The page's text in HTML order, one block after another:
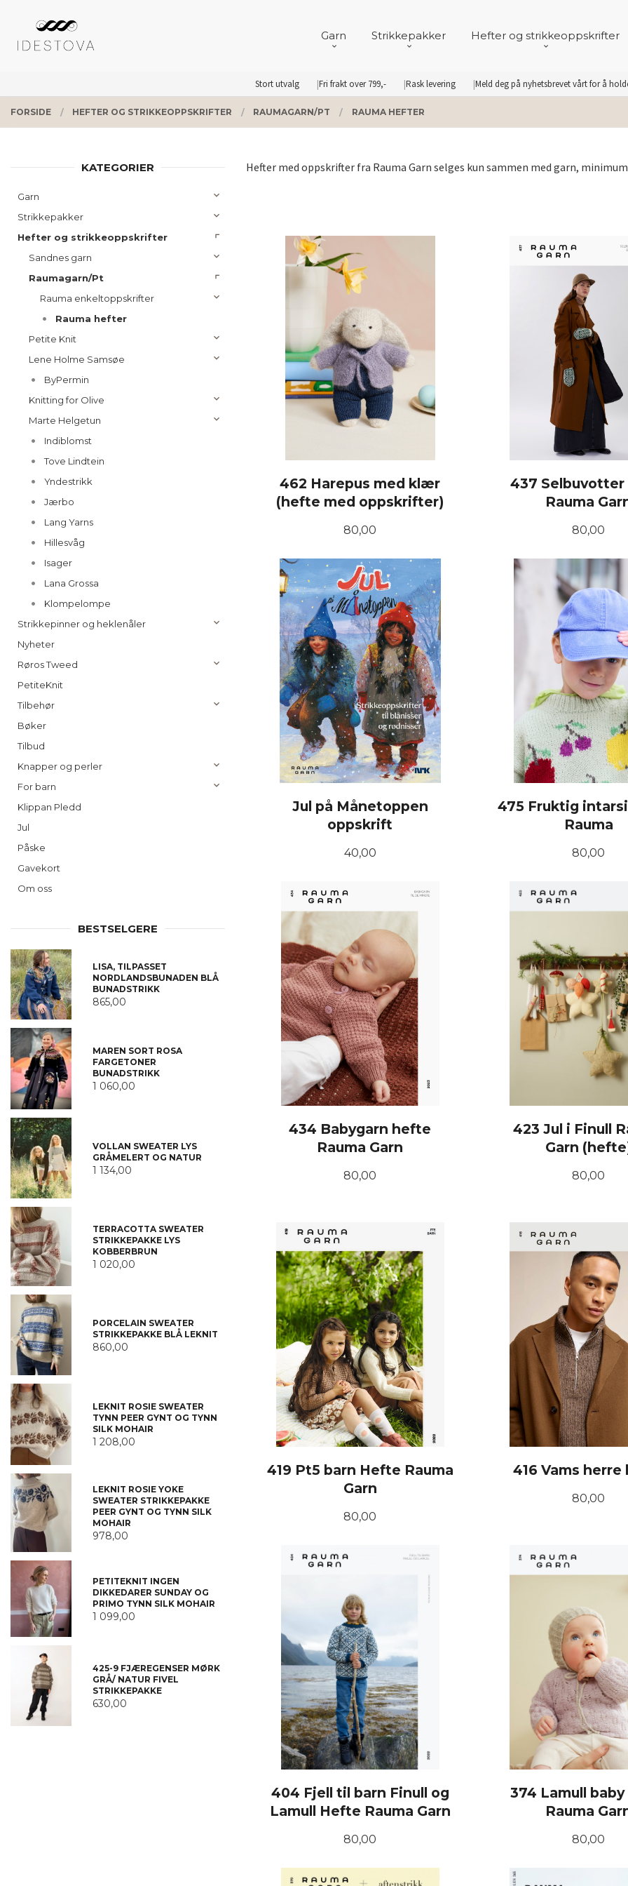
innholdet
Stort utvalg Fri frakt over 799,- Rask levering Meld deg på nyhetsbrevet vårt for å
PRODUKTER
Garn Strikkepakker Hefter og strikkeoppskrifter
FORSIDE HEFTER OG STRIKKEOPPSKRIFTER RAUMAGARN/PT RAUMA HEFTER
Hefter med oppskrifter fra Rauma Garn selges kun sammen med garn,
462 Harepus med klær
(hefte med oppskrifter)
Pris
80,00
KJØP
437
Rauma
Pris
80,00
Jul på Månetoppen
oppskrift
Pris
40,00
475 Fruktig
Rauma
Pris
80,00
KJØP
434 Babygarn hefte
Rauma Garn
Pris
80,00
423 Jul i Finull
Garn
Pris
80,00
419 Pt5 barn Hefte Rauma
Garn
Pris
80,00
416 Vams
Pris
80,00
404 Fjell til barn Finull og
Lamull Hefte Rauma Garn
Pris
80,00
374 Lamull
Rauma
Pris
80,00
KATEGORIER
Garn
Strikkepakker
Hefter og strikkeoppskrifter
Sandnes garn
Raumagarn/Pt
Rauma enkeltoppskrifter
Rauma hefter
Petite Knit
Lene Holme Samsøe
ByPermin
Knitting for Olive
Marte Helgetun
Indiblomst
Tove Lindtein
Yndestrikk
Jærbo
Lang Yarns
Hillesvåg
Isager
Lana Grossa
Klompelompe
Strikkepinner og heklenåler
Nyheter
Røros Tweed
PetiteKnit
Tilbehør
Bøker
Tilbud
Knapper og perler
For barn
Klippan Pledd
Jul
Påske
Gavekort
Om oss
BESTSELGERE
LISA, TILPASSET
NORDLANDSBUNADEN BLÅ
BUNADSTRIKK
865,00
MAREN SORT ROSA
FARGETONER
BUNADSTRIKK
1 060,00
VOLLAN SWEATER LYS
GRÅMELERT OG NATUR
1 134,00
TERRACOTTA SWEATER
STRIKKEPAKKE LYS
KOBBERBRUN
1 020,00
PORCELAIN SWEATER
STRIKKEPAKKE BLÅ LEKNIT
860,00
LEKNIT ROSIE SWEATER
TYNN PEER GYNT OG TYNN
SILK MOHAIR
1 208,00
LEKNIT ROSIE YOKE
SWEATER STRIKKEPAKKE
PEER GYNT OG TYNN SILK
MOHAIR
978,00
PETITEKNIT INGEN
DIKKEDARER SUNDAY OG
PRIMO TYNN SILK MOHAIR
1 099,00
425-9 FJÆREGENSER MØRK
GRÅ/ NATUR FIVEL
STRIKKEPAKKE
630,00